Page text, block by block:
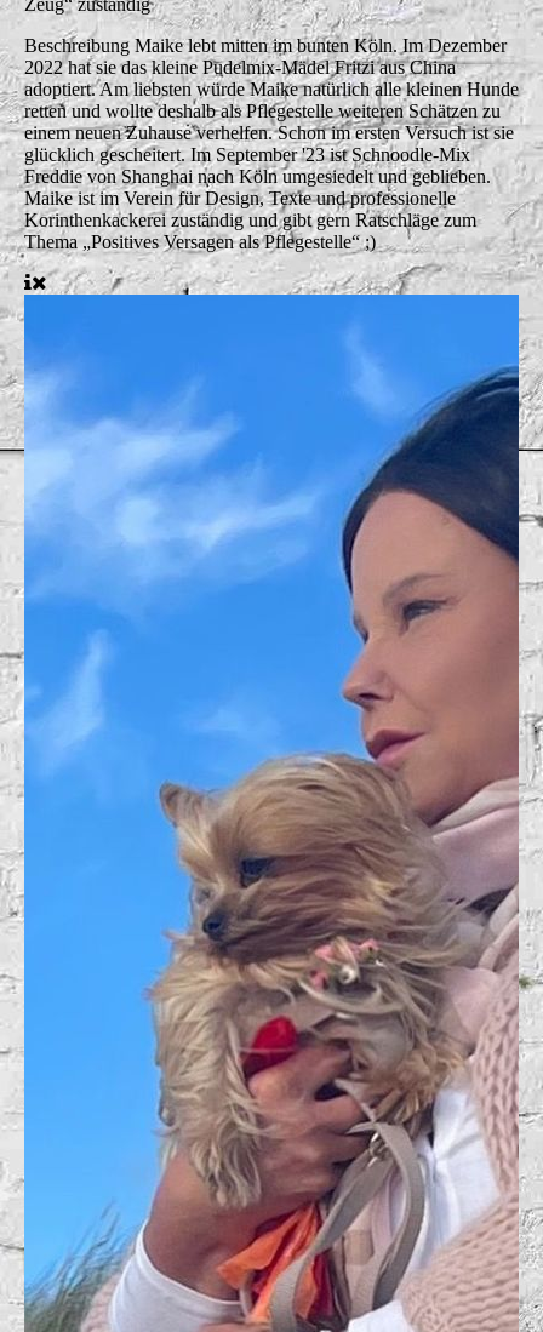
Beschreibung Maike lebt mitten im bunten Köln. Im Dezember
2022 hat sie das kleine Pudelmix-Mädel Fritzi aus China
adoptiert. Am liebsten würde Maike natürlich alle kleinen Hunde
retten und wollte deshalb als Pflegestelle weiteren Schätzen zu
einem neuen Zuhause verhelfen. Schon im ersten Versuch ist sie
glücklich gescheitert. Im September '23 ist Schnoodle-Mix
Freddie von Shanghai nach Köln umgesiedelt und geblieben.
Maike ist im Verein für Design, Texte und professionelle
Korinthenkackerei zuständig und gibt gern Ratschläge zum
Thema „Positives Versagen als Pflegestelle“ ;)